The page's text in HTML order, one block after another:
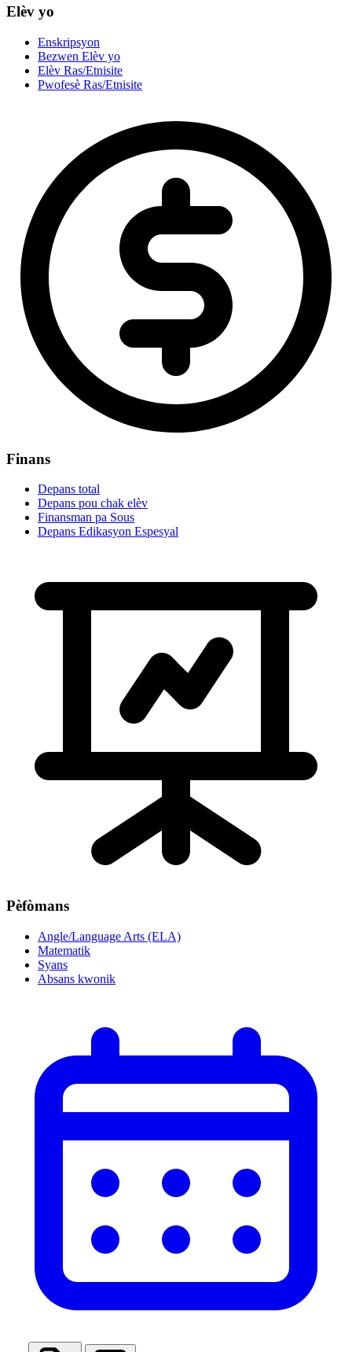
Elèv yo
Enskripsyon
Bezwen Elèv yo
Elèv Ras/Etnisite
Pwofesè Ras/Etnisite
Finans
Depans total
Depans pou chak elèv
Finansman pa Sous
Depans Edikasyon Espesyal
Pèfòmans
Angle/Language Arts (ELA)
Matematik
Syans
Absans kwonik